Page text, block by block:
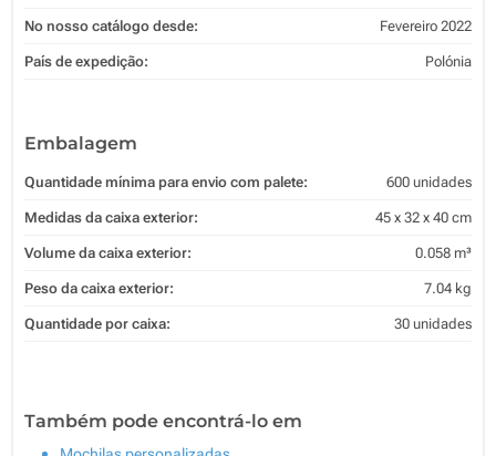
No nosso catálogo desde: Fevereiro 2022
País de expedição: Polónia
Embalagem
Quantidade mínima para envio com palete: 600 unidades
Medidas da caixa exterior: 45 x 32 x 40 cm
Volume da caixa exterior: 0.058 m³
Peso da caixa exterior: 7.04 kg
Quantidade por caixa: 30 unidades
Também pode encontrá-lo em